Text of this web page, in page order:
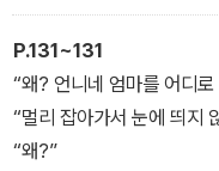
있었다. 도로를 내기에는
가기에도 위험스러울 것 같
P.131~131
“왜? 언니네 엄마를 어디
“멀리 잡아가서 눈에 띄지
“왜?”